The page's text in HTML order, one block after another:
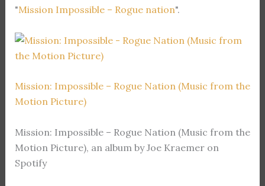
"Mission Impossible – Rogue nation".
Mission: Impossible – Rogue Nation (Music from the
Motion Picture)
Mission: Impossible – Rogue Nation (Music from the
Motion Picture), an album by Joe Kraemer on
Spotify